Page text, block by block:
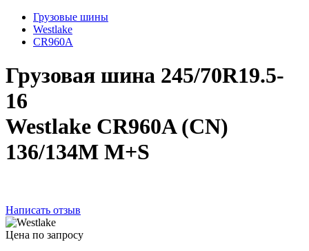
Грузовые шины
Westlake
CR960A
Грузовая шина 245/70R19.5-
16
Westlake CR960A (CN)
136/134M M+S
Написать отзыв
Цена по запросу